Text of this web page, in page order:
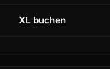
XL buchen